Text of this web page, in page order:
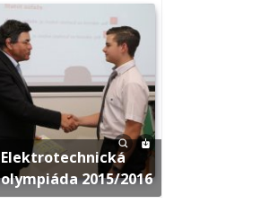
Elektrotechnická
olympiáda 2015/2016